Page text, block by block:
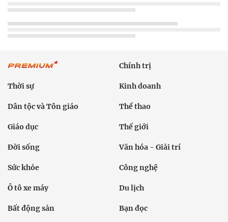
Chính trị
Thời sự Kinh doanh
Dân tộc và Tôn giáo Thể thao
Giáo dục Thế giới
Đời sống Văn hóa - Giải trí
Sức khỏe Công nghệ
Ô tô xe máy Du lịch
Bất động sản Bạn đọc